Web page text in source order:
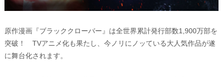
原作漫画『ブラッククローバー』は全世界累計発行部数1,900万部を
突破！ TVアニメ化も果たし、今ノリにノッている大人気作品が遂
に舞台化されます。